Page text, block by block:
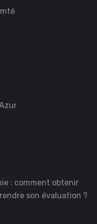
: comment obtenir
son évaluation ?